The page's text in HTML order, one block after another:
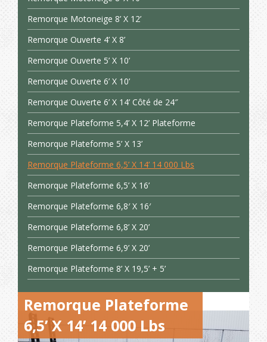
Remorque Motoneige 8’ X 12’
Remorque Ouverte 4’ X 8’
Remorque Ouverte 5’ X 10’
Remorque Ouverte 6’ X 10’
Remorque Ouverte 6’ X 14’ Côté de 24″
Remorque Plateforme 5,4’ X 12’ Plateforme
Remorque Plateforme 5’ X 13’
Remorque Plateforme 6,5’ X 14’ 14 000 Lbs
Remorque Plateforme 6,5’ X 16’
Remorque Plateforme 6,8′ X 16′
Remorque Plateforme 6,8’ X 20’
Remorque Plateforme 6,9’ X 20’
Remorque Plateforme 8’ X 19,5’ + 5’
Remorque Plateforme
6,5’ X 14’ 14 000 Lbs